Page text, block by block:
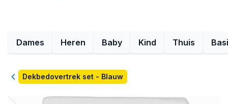
Dames Heren Baby Kind Thuis
TerugDekbedovertrek set - Blauw